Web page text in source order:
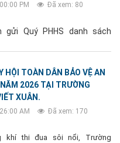
PM
Đã xem: 80
gửi Quý PHHS danh sách
HỘI TOÀN DÂN BẢO VỆ AN
2026 TẠI TRƯỜNG
XUÂN.
AM
Đã xem: 170
khí thi đua sôi nổi, Trường